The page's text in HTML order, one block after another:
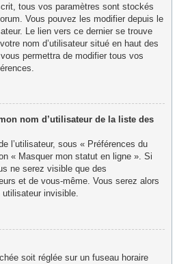
tous vos paramètres sont stockés
Vous pouvez les modifier depuis le
Le lien vers ce dernier se trouve
nom d’utilisateur situé en haut des
permettra de modifier tous vos
nom d’utilisateur de la liste des
l’utilisateur, sous « Préférences du
« Masquer mon statut en ligne ». Si
ne serez visible que des
et de vous-même. Vous serez alors
invisible.
soit réglée sur un fuseau horaire